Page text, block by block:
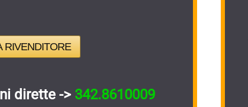
RIVENDITORE
dirette -> 342.8610009